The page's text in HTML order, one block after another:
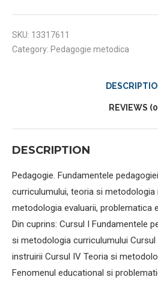
SKU: 13317611
Category: Pedagogie metodica
REVIEWS
DESCRIPTION
Pedagogie. Fundamentele
curriculumului, teoria si metodologia
metodologia evaluarii, problematica
Din cuprins: Cursul I Fundamentele
si metodologia curriculumului
instruirii Cursul IV Teoria si
Fenomenul educational si